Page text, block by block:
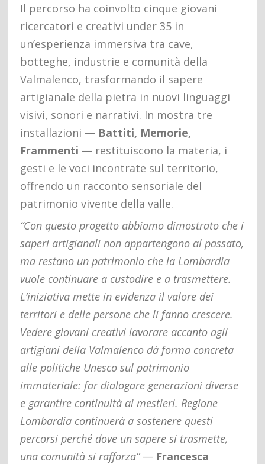
Il percorso ha coinvolto cinque giovani
ricercatori e creativi under 35 in
un’esperienza immersiva tra cave,
botteghe, industrie e comunità della
Valmalenco, trasformando il sapere
artigianale della pietra in nuovi linguaggi
visivi, sonori e narrativi. In mostra tre
installazioni — Battiti, Memorie,
Frammenti — restituiscono la materia, i
gesti e le voci incontrate sul territorio,
offrendo un racconto sensoriale del
patrimonio vivente della valle.
“Con questo progetto abbiamo dimostrato che i
saperi artigianali non appartengono al passato,
ma restano un patrimonio che la Lombardia
vuole continuare a custodire e a trasmettere.
L’iniziativa mette in evidenza il valore dei
territori e delle persone che li fanno crescere.
Vedere giovani creativi lavorare accanto agli
artigiani della Valmalenco dà forma concreta
alle politiche Unesco sul patrimonio
immateriale: far dialogare generazioni diverse
e garantire continuità ai mestieri. Regione
Lombardia continuerà a sostenere questi
percorsi perché dove un sapere si trasmette,
una comunità si rafforza”— Francesca